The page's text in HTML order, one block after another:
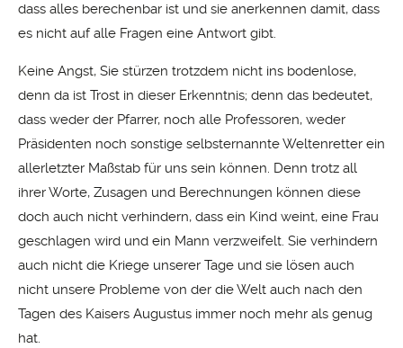
dass alles berechenbar ist und sie anerkennen damit, dass
es nicht auf alle Fragen eine Antwort gibt.
Keine Angst, Sie stürzen trotzdem nicht ins bodenlose,
denn da ist Trost in dieser Erkenntnis; denn das bedeutet,
dass weder der Pfarrer, noch alle Professoren, weder
Präsidenten noch sonstige selbsternannte Weltenretter ein
allerletzter Maßstab für uns sein können. Denn trotz all
ihrer Worte, Zusagen und Berechnungen können diese
doch auch nicht verhindern, dass ein Kind weint, eine Frau
geschlagen wird und ein Mann verzweifelt. Sie verhindern
auch nicht die Kriege unserer Tage und sie lösen auch
nicht unsere Probleme von der die Welt auch nach den
Tagen des Kaisers Augustus immer noch mehr als genug
hat.